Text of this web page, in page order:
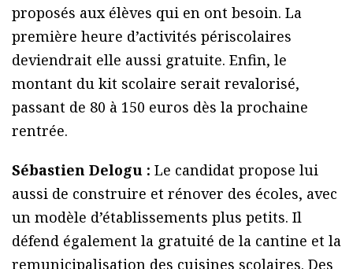
proposés aux élèves qui en ont besoin. La
première heure d’activités périscolaires
deviendrait elle aussi gratuite. Enfin, le
montant du kit scolaire serait revalorisé,
passant de 80 à 150 euros dès la prochaine
rentrée.
Sébastien Delogu : Le candidat propose lui
aussi de construire et rénover des écoles, avec
un modèle d’établissements plus petits. Il
défend également la gratuité de la cantine et la
remunicipalisation des cuisines scolaires. Des